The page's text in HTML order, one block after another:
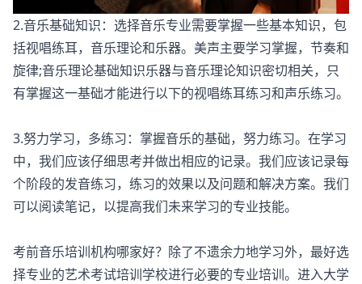
2.音乐基础知识：选择音乐专业需要掌握一些基本知识，包
括视唱练耳，音乐理论和乐器。美声主要学习掌握，节奏和
旋律;音乐理论基础知识乐器与音乐理论知识密切相关，只
有掌握这一基础才能进行以下的视唱练耳练习和声乐练习。
3.努力学习，多练习：掌握音乐的基础，努力练习。在学习
中，我们应该仔细思考并做出相应的记录。我们应该记录每
个阶段的发音练习，练习的效果以及问题和解决方案。我们
可以阅读笔记，以提高我们未来学习的专业技能。
考前音乐培训机构哪家好？除了不遗余力地学习外，最好选
择专业的艺术考试培训学校进行必要的专业培训。进入大学